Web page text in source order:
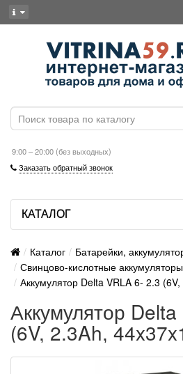
9:00 – 20:00 (без выходных)
Заказать обратный звонок
КАТАЛОГ
Каталог
Батарейки,
Свинцово-кислотные аккумуляторы
Аккумулятор Delta VRLA 6- 2.3
Аккумулятор
(6V, 2.3Ah,